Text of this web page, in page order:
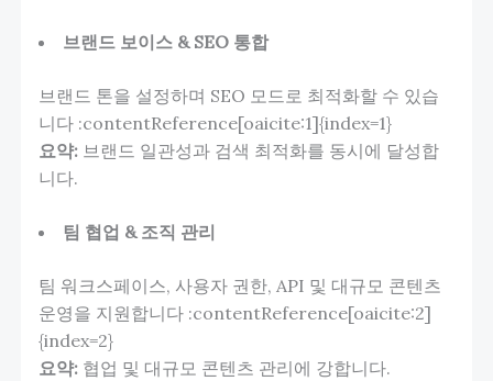
브랜드 보이스 & SEO 통합
브랜드 톤을 설정하며 SEO 모드로 최적화할 수 있습
니다 :contentReference[oaicite:1]{index=1}
요약:브랜드 일관성과 검색 최적화를 동시에 달성합
니다.
팀 협업 & 조직 관리
팀 워크스페이스, 사용자 권한, API 및 대규모 콘텐츠
운영을 지원합니다 :contentReference[oaicite:2]
{index=2}
요약:협업 및 대규모 콘텐츠 관리에 강합니다.